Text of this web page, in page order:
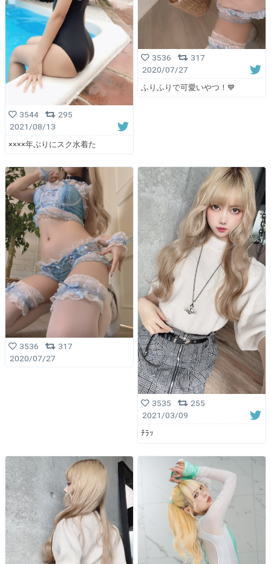
3544
295
2021/08/13
××××年ぶりにスク水着た
3536
317
2020/07/27
ふりふりで可愛いやつ！💙
3536
317
2020/07/27
3535
255
2021/03/09
ﾁﾗｯ